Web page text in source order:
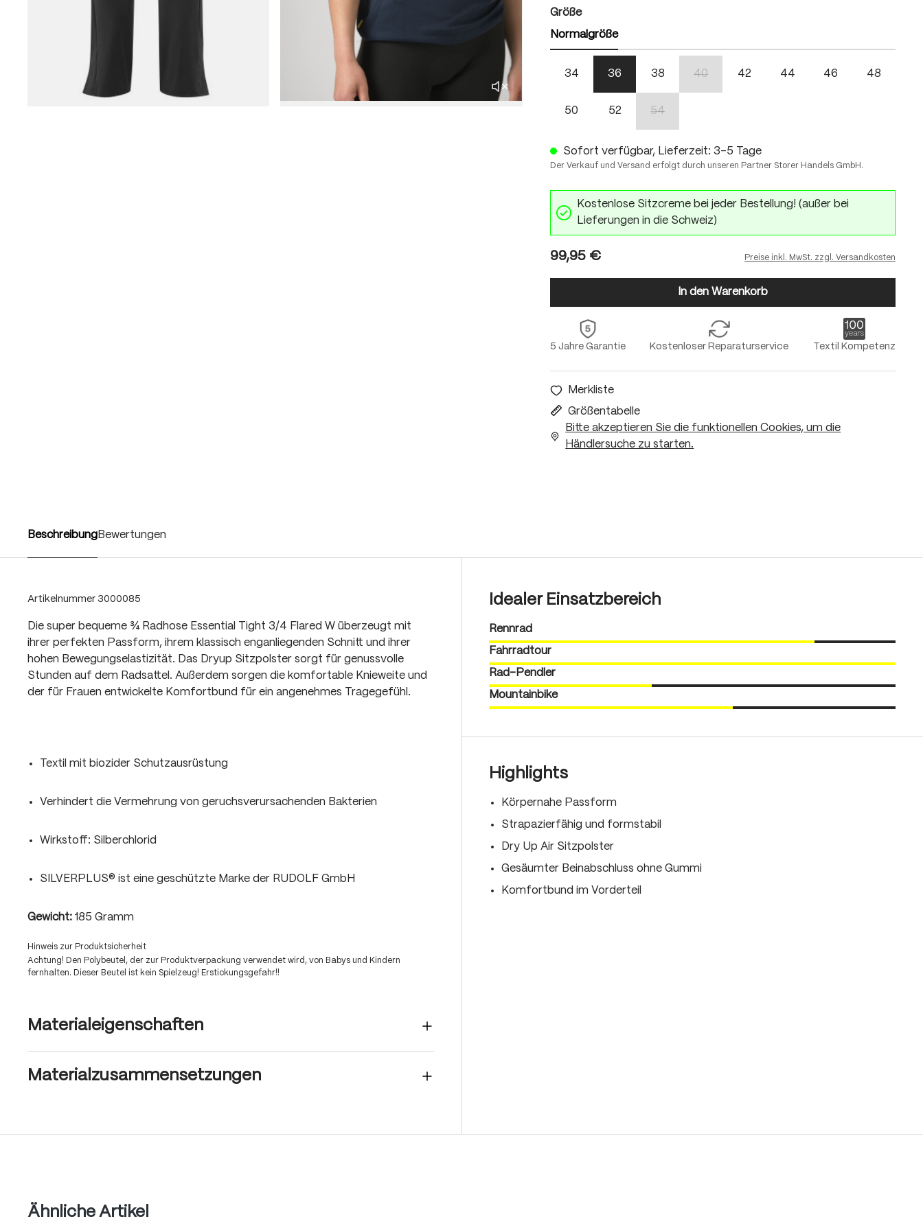
Größeauswählen
Normalgröße
34 36 38 40 42 44 46 48
50 52 54
Sofort verfügbar, Lieferzeit: 3-5 Tage
Der Verkauf und Versand erfolgt durch unseren Partner Storer Handels GmbH.
Kostenlose Sitzcreme bei jeder Bestellung! (außer bei
Lieferungen in die Schweiz)
99,95 € Preise inkl. MwSt. zzgl. Versandkosten
In den Warenkorb
5 Jahre Garantie Kostenloser Reparaturservice Textil Kompetenz
Merkliste
Größentabelle
Bitte akzeptieren Sie die funktionellen Cookies, um die
Händlersuche zu starten.
Beschreibung Bewertungen
Artikelnummer 3000085
Die super bequeme ¾ Radhose Essential Tight 3/4 Flared W überzeugt mit
ihrer perfekten Passform, ihrem klassisch enganliegenden Schnitt und ihrer
hohen Bewegungselastizität. Das Dryup Sitzpolster sorgt für genussvolle
Stunden auf dem Radsattel. Außerdem sorgen die komfortable Knieweite und
der für Frauen entwickelte Komfortbund für ein angenehmes Tragegefühl.
Textil mit biozider Schutzausrüstung
Verhindert die Vermehrung von geruchsverursachenden Bakterien
Wirkstoff: Silberchlorid
SILVERPLUS® ist eine geschützte Marke der RUDOLF GmbH
Gewicht: 185 Gramm
Hinweis zur Produktsicherheit
Achtung! Den Polybeutel, der zur Produktverpackung verwendet wird, von Babys und Kindern
fernhalten. Dieser Beutel ist kein Spielzeug! Erstickungsgefahr!!
Materialeigenschaften
Materialzusammensetzungen
Idealer Einsatzbereich
Rennrad
Fahrradtour
Rad-Pendler
Mountainbike
Highlights
Körpernahe Passform
Strapazierfähig und formstabil
Dry Up Air Sitzpolster
Gesäumter Beinabschluss ohne Gummi
Komfortbund im Vorderteil
Produktgalerie überspringen
Ähnliche Artikel